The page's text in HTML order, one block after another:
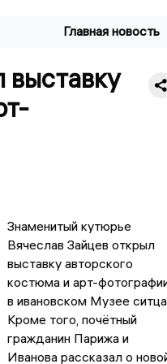
Главная новость
выставку
Знаменитый кутюрье
Вячеслав Зайцев открыл
выставку авторского
костюма и арт-
в ивановском Музее
Кроме того, почётный
гражданин Парижа и
Иванова рассказал о